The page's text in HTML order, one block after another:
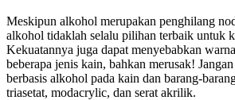
Meskipun alkohol merupakan penghilang
alkohol tidaklah selalu pilihan terbaik untuk
Kekuatannya juga dapat menyebabkan
beberapa jenis kain, bahkan merusak!
berbasis alkohol pada kain dan barang-
triasetat, modacrylic, dan serat akrilik.